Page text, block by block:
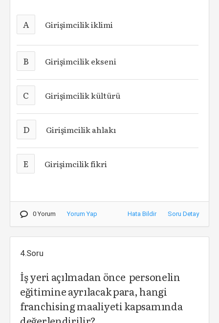
A Girişimcilik iklimi
B Girişimcilik ekseni
C Girişimcilik kültürü
D Girişimcilik ahlakı
E Girişimcilik fikri
0 Yorum Yorum Yap Hata Bildir Soru Detay
4.Soru
İş yeri açılmadan önce personelin
eğitimine ayrılacak para, hangi
franchising maaliyeti kapsamında